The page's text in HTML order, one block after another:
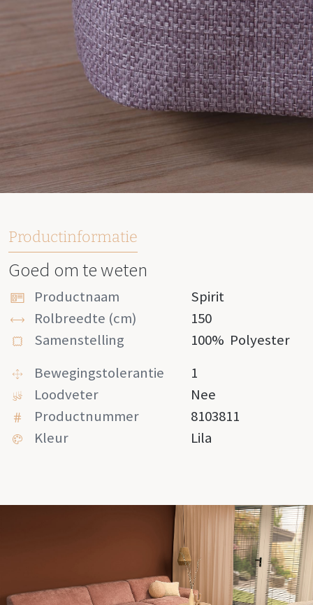
Productinformatie
Goed om te weten
Productnaam
Spirit
Rolbreedte (cm)
150
Samenstelling
100% Polyester
Bewegingstolerantie
1
Loodveter
Nee
Productnummer
8103811
Kleur
Lila